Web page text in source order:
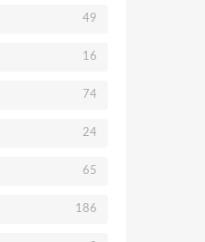
49
16
74
24
65
186